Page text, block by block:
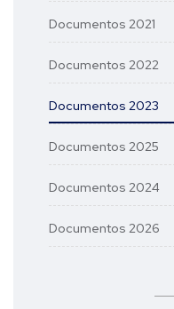
Documentos 2021
Documentos 2022
Documentos 2023
Documentos 2025
Documentos 2024
Documentos 2026